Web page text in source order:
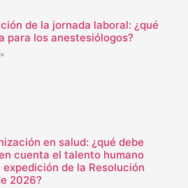
de la jornada laboral: ¿qué
para los anestesiólogos?
en salud: ¿qué debe
cuenta el talento humano
de la Resolución
2026?